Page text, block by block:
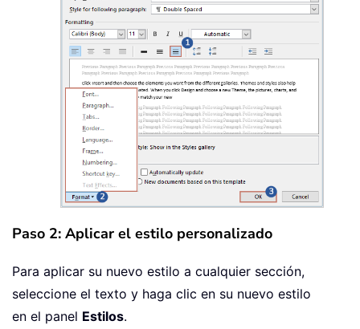
Paso 2: Aplicar el estilo personalizado
Para aplicar su nuevo estilo a cualquier sección,
seleccione el texto y haga clic en su nuevo estilo
en el panel Estilos.